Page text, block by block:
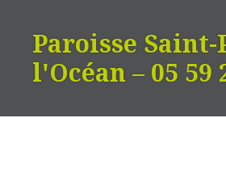
contenuParoisse
l'Océan – 05 59